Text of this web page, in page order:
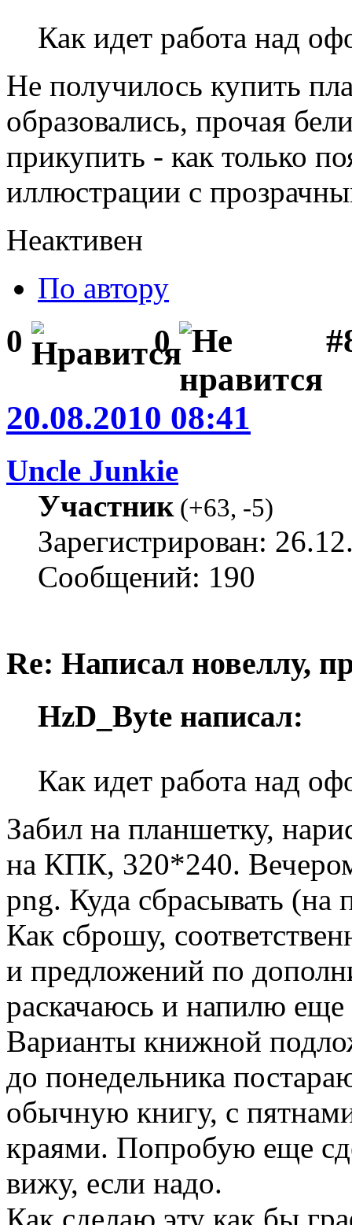
Как идет работа над
Не получилось купить
образовались, прочая
прикупить - как только
иллюстрации с
Неактивен
По автору
0 0
20.08.2010 08:41
Uncle Junkie
Участник(+63, -5)
Зарегистрирован:
Сообщений: 190
Re: Написал новеллу,
HzD_Byte написал:
Как идет работа над
Забил на планшетку,
на КПК, 320*240.
png. Куда сбрасывать (на
Как сброшу,
и предложений по
раскачаюсь и напилю еще
Варианты книжной
до понедельника
обычную книгу, с
краями. Попробую еще
вижу, если надо.